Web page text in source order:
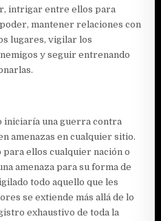
intrigar entre ellos para
mantener relaciones con
lugares, vigilar los
y seguir entrenando
iniciaría una guerra contra
amenazas en cualquier sitio.
ellos cualquier nación o
amenaza para su forma de
todo aquello que les
se extiende más allá de lo
exhaustivo de toda la